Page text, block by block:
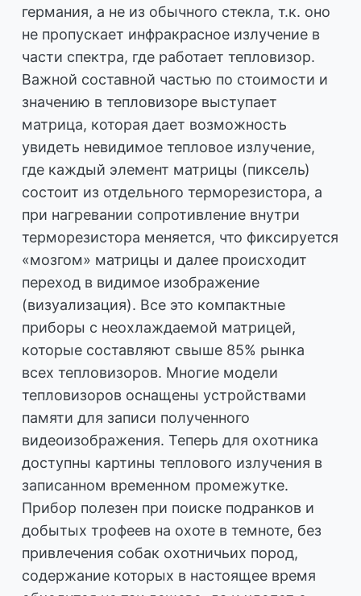
германия, а не из обычного стекла, т.к. оно
не пропускает инфракрасное излучение в
части спектра, где работает тепловизор.
Важной составной частью по стоимости и
значению в тепловизоре выступает
матрица, которая дает возможность
увидеть невидимое тепловое излучение,
где каждый элемент матрицы (пиксель)
состоит из отдельного терморезистора, а
при нагревании сопротивление внутри
терморезистора меняется, что фиксируется
«мозгом» матрицы и далее происходит
переход в видимое изображение
(визуализация). Все это компактные
приборы с неохлаждаемой матрицей,
которые составляют свыше 85% рынка
всех тепловизоров. Многие модели
тепловизоров оснащены устройствами
памяти для записи полученного
видеоизображения. Теперь для охотника
доступны картины теплового излучения в
записанном временном промежутке.
Прибор полезен при поиске подранков и
добытых трофеев на охоте в темноте, без
привлечения собак охотничьих пород,
содержание которых в настоящее время